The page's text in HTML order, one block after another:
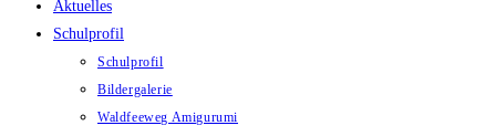
Aktuelles
Schulprofil
Schulprofil
Bildergalerie
Waldfeeweg Amigurumi